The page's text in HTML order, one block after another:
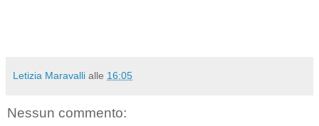
Letizia Maravalli alle 16:05
Nessun commento: